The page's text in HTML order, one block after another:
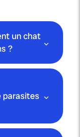
un chat
?
parasites